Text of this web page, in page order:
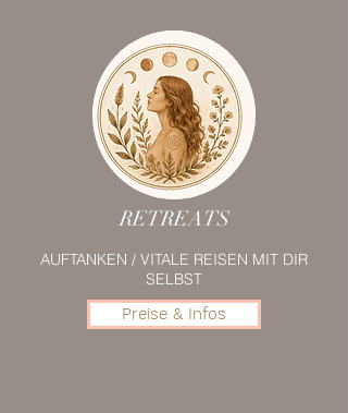
RETREATS
AUFTANKEN / VITALE REISEN MIT DIR
SELBST
Preise & Infos